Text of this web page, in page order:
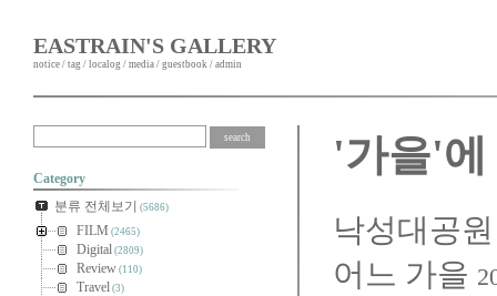
EASTRAIN'S GALLERY
notice / tag / localog / media / guestbook / admin
Category
분류 전체보기 (5686)
FILM (2465)
Digital (2809)
Review (110)
Travel (3)
'가을'에
낙성대공원
어느 가을